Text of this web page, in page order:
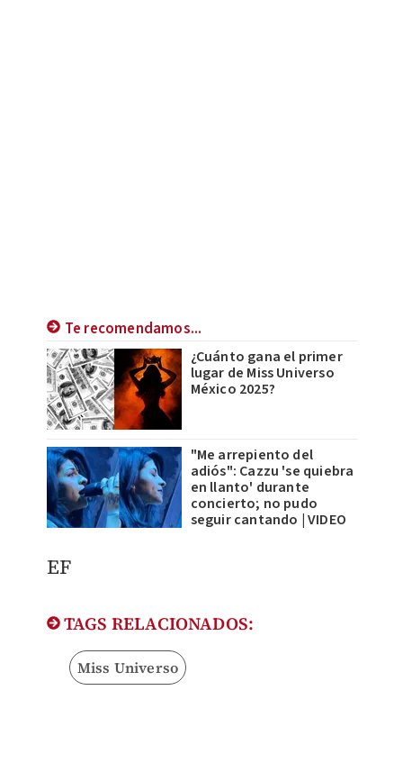
Te recomendamos...
¿Cuánto gana el primer
lugar de Miss Universo
México 2025?
"Me arrepiento del
adiós": Cazzu 'se quiebra
en llanto' durante
concierto; no pudo
seguir cantando | VIDEO
EF​
TAGS RELACIONADOS:
Miss Universo